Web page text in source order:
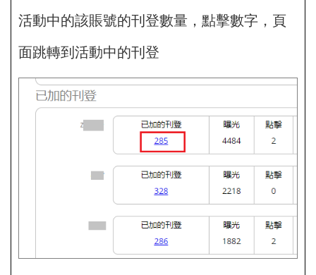
活動中的該賬號的刊登數量，點擊數字，頁
面跳轉到活動中的刊登